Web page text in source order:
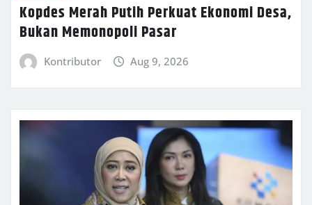
Kopdes Merah Putih Perkuat Ekonomi Desa,
Bukan Memonopoli Pasar
Kontributor Aug 9, 2026